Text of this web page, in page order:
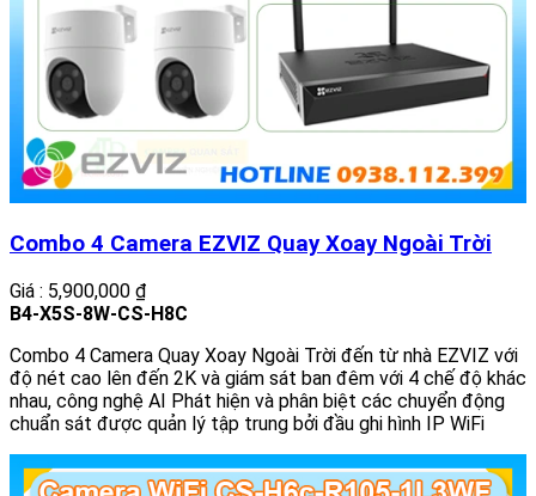
Combo 4 Camera EZVIZ Quay Xoay Ngoài Trời
Giá : 5,900,000 ₫
B4-X5S-8W-CS-H8C
Combo 4 Camera Quay Xoay Ngoài Trời đến từ nhà EZVIZ với
độ nét cao lên đến 2K và giám sát ban đêm với 4 chế độ khác
nhau, công nghệ AI Phát hiện và phân biệt các chuyển động
chuẩn sát được quản lý tập trung bởi đầu ghi hình IP WiFi